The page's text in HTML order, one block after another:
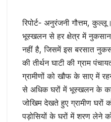
रिपोर्ट- अनुरंजनी गौत्तम,
भूस्खलन से हर क्षेत्र में नुकसान
नहीं है, जिसमें इस बरसात
की तीर्थन घाटी की ग्राम
ग्रामीणों को खौफ के साए में
से अधिक घरों में भूस्खलन के
जोखिम देखते हुए ग्रामीण घरों
पड़ोसियों के घरों में शरण लेने